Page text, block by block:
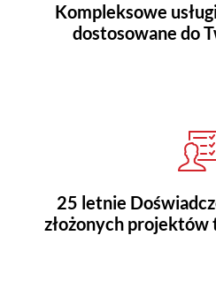
Kompleksowe
dostosowane do
25 letnie
złożonych projektów